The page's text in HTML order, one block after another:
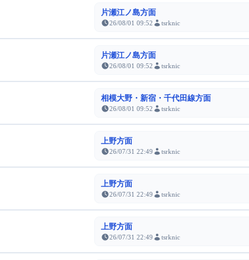
片瀬江ノ島方面
26/08/01 09:52 tsrknic
片瀬江ノ島方面
26/08/01 09:52 tsrknic
相模大野・新宿・千代田線方面
26/08/01 09:52 tsrknic
上野方面
26/07/31 22:49 tsrknic
上野方面
26/07/31 22:49 tsrknic
上野方面
26/07/31 22:49 tsrknic